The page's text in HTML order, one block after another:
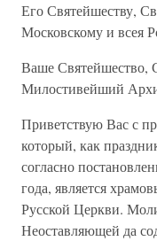
Его Святейшеству,
Московскому и всея
Ваше Святейшество,
Милостивейший
Приветствую Вас с
который, как
согласно
года, является
Русской Церкви.
Неоставляющей да